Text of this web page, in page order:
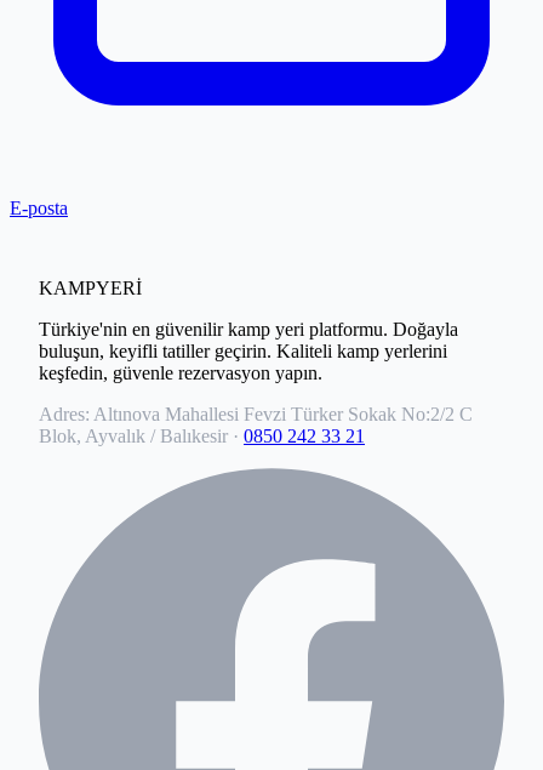
E-posta
KAMPYERİ
Türkiye'nin en güvenilir kamp yeri platformu. Doğayla
buluşun, keyifli tatiller geçirin. Kaliteli kamp yerlerini
keşfedin, güvenle rezervasyon yapın.
Adres: Altınova Mahallesi Fevzi Türker Sokak No:2/2 C
Blok, Ayvalık / Balıkesir · 0850 242 33 21